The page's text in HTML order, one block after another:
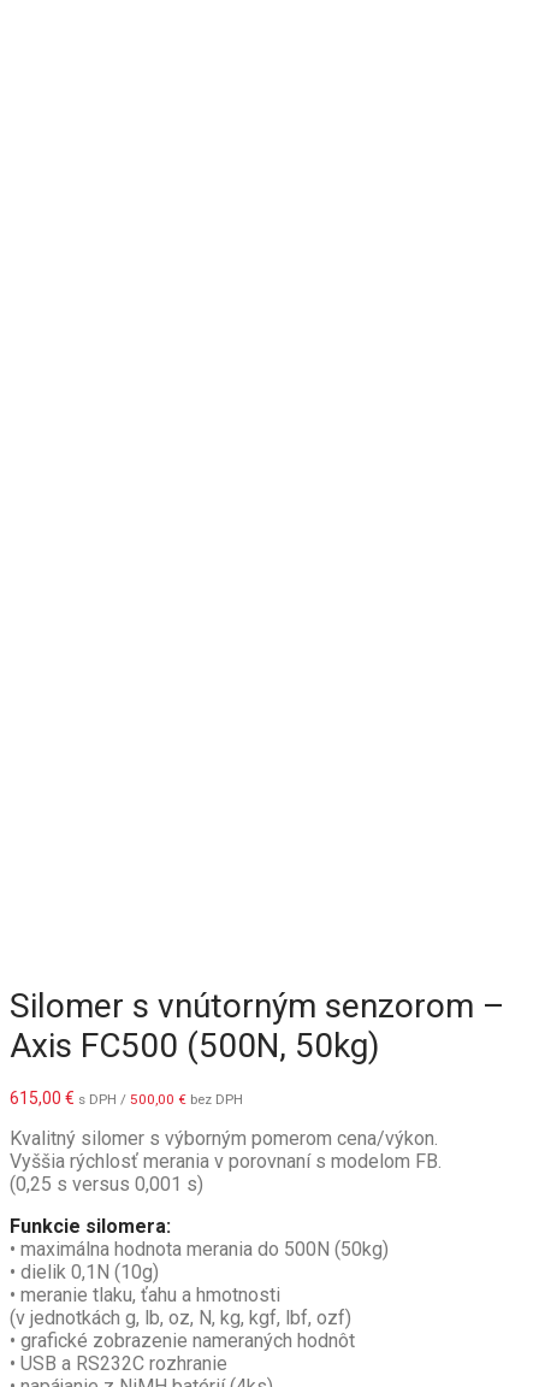
Silomer s vnútorným senzorom –
Axis FC500 (500N, 50kg)
615,00 € s DPH / 500,00 € bez DPH
Kvalitný silomer s výborným pomerom cena/výkon.
Vyššia rýchlosť merania v porovnaní s modelom FB.
(0,25 s versus 0,001 s)
Funkcie silomera:
• maximálna hodnota merania do 500N (50kg)
• dielik 0,1N (10g)
• meranie tlaku, ťahu a hmotnosti
(v jednotkách g, lb, oz, N, kg, kgf, lbf, ozf)
• grafické zobrazenie nameraných hodnôt
• USB a RS232C rozhranie